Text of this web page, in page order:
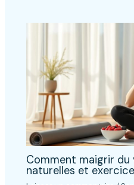
Comment maigrir du
naturelles et